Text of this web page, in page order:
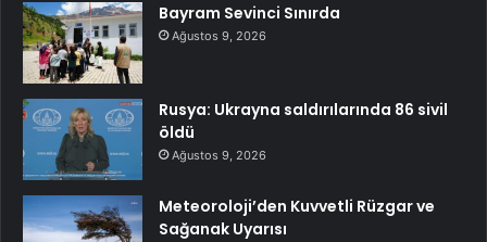
Bayram Sevinci Sınırda
Ağustos 9, 2026
Rusya: Ukrayna saldırılarında 86 sivil
öldü
Ağustos 9, 2026
Meteoroloji’den Kuvvetli Rüzgar ve
Sağanak Uyarısı